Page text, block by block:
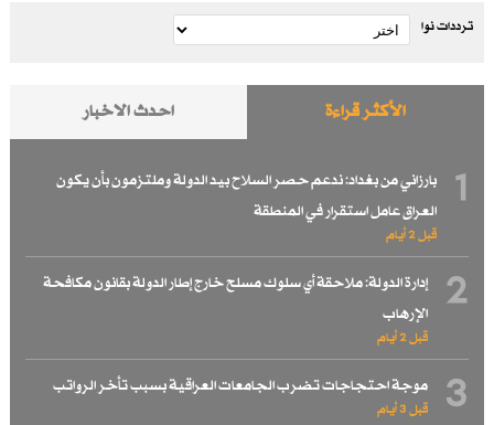
ترددات نوا
الأكثر قراءة احدث الاخبار
1
بارزاني من بغداد: ندعم حصر السلاح بيد الدولة وملتزمون بأن يكون
العراق عامل استقرار في المنطقة
قبل 2 أيام
2
إدارة الدولة: ملاحقة أي سلوك مسلح خارج إطار الدولة بقانون مكافحة
الإرهاب
قبل 2 أيام
3 موجة احتجاجات تضرب الجامعات العراقية بسبب تأخر الرواتب
قبل 3 أيام